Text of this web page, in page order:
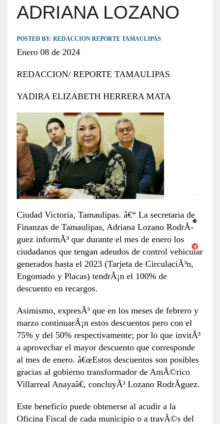
ADRIANA LOZANO
POSTED BY: REDACCION REPORTE TAMAULIPAS
Enero 08 de 2024
REDACCION/ REPORTE TAMAULIPAS
YADIRA ELIZABETH HERRERA MATA
Ciudad Victoria, Tamaulipas. â€“ La secretaria de
Finanzas de Tamaulipas, Adriana Lozano RodrÃ­
guez informÃ³ que durante el mes de enero los
ciudadanos que tengan adeudos de control vehicular
generados hasta el 2023 (Tarjeta de CirculaciÃ³n,
Engomado y Placas) tendrÃ¡n el 100% de
descuento en recargos.
Asimismo, expresÃ³ que en los meses de febrero y
marzo continuarÃ¡n estos descuentos pero con el
75% y del 50% respectivamente; por lo que invitÃ³
a aprovechar el mayor descuento que corresponde
al mes de enero. â€œEstos descuentos son posibles
gracias al gobierno transformador de AmÃ©rico
Villarreal Anayaâ€, concluyÃ³ Lozano RodrÃ­guez.
Este beneficio puede obtenerse al acudir a la
Oficina Fiscal de cada municipio o a travÃ©s del